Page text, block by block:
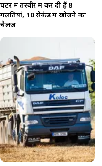
पेंटर में तस्वीर में कर दी हैं 8
गलतियां, 10 सेकंड में खोजने का
चैलेंज